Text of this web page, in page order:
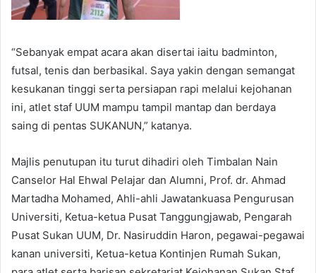
“Sebanyak empat acara akan disertai iaitu badminton,
futsal, tenis dan berbasikal. Saya yakin dengan semangat
kesukanan tinggi serta persiapan rapi melalui kejohanan
ini, atlet staf UUM mampu tampil mantap dan berdaya
saing di pentas SUKANUN,” katanya.
Majlis penutupan itu turut dihadiri oleh Timbalan Nain
Canselor Hal Ehwal Pelajar dan Alumni, Prof. dr. Ahmad
Martadha Mohamed, Ahli-ahli Jawatankuasa Pengurusan
Universiti, Ketua-ketua Pusat Tanggungjawab, Pengarah
Pusat Sukan UUM, Dr. Nasiruddin Haron, pegawai-pegawai
kanan universiti, Ketua-ketua Kontinjen Rumah Sukan,